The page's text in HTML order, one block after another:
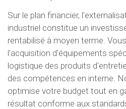
Sur le plan financier,
industriel constitue un
rentabilisé à moyen terme.
l'acquisition d'équipements
logistique des produits
des compétences en interne.
optimise votre budget tout en
résultat conforme aux